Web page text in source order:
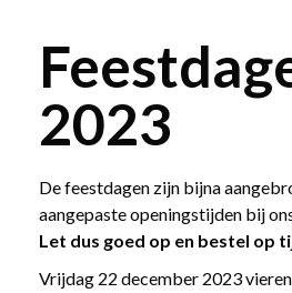
2023
De feestdagen zijn bijna
aangepaste openingstijden bij
Let dus goed op en bestel op
Vrijdag 22 december 2023